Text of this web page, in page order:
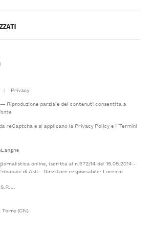
|
Privacy
Riproduzione parziale dei contenuti consentita a
reCaptcha e si applicano la Privacy Policye i Termini
online, iscritta al n.672/14 del 15.05.2014 -
di Asti - Direttore responsabile: Lorenzo
(CN)